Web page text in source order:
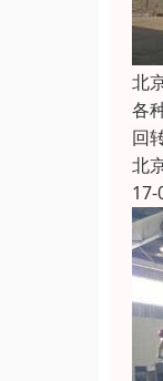
北
各
回
北
17-